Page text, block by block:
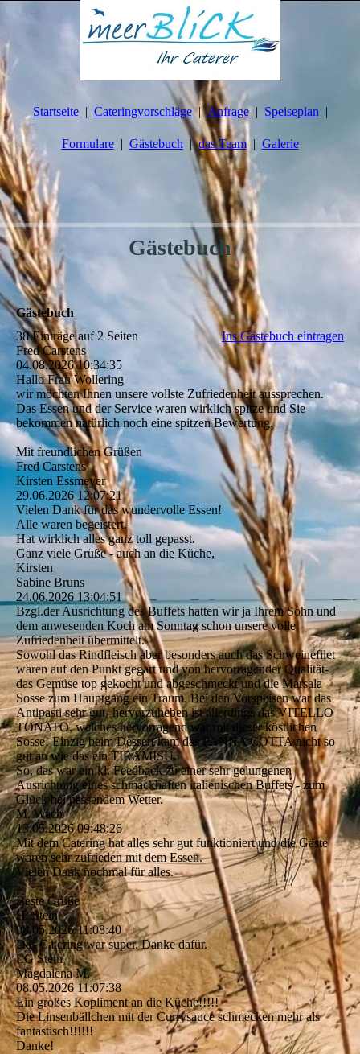
Startseite Cateringvorschläge Anfrage Speiseplan
Formulare Gästebuch das Team Galerie
Gästebuch
Gästebuch
38 Einträge auf 2 Seiten
Ins Gästebuch eintragen
Fred Carstens
04.08.2026 10:34:35
Hallo Frau Wollering
wir möchten Ihnen unsere vollste Zufriedenheit aussprechen.
Das Essen und der Service waren wirklich spitze und Sie
bekommen natürlich noch eine spitzen Bewertung.
Mit freundlichen Grüßen
Fred Carstens
Kirsten Essmeyer
29.06.2026 12:07:21
Vielen Dank für das wundervolle Essen!
Alle waren begeistert.
Hat wirklich alles ganz toll gepasst.
Ganz viele Grüße - auch an die Küche,
Kirsten
Sabine Bruns
24.06.2026 13:04:51
Bzgl.der Ausrichtung des Buffets hatten wir ja Ihrem Sohn und
dem anwesenden Koch am Sonntag schon unsere volle
Zufriedenheit übermittelt.
Sowohl das Rindfleisch aber besonders auch das Schweinefilet
waren auf den Punkt gegart und von hervorragender Qualität-
das Gemüse top gekocht und abgeschmeckt und die Marsala
Sosse zum Hauptgang ein Traum. Bei den Vorspeisen war das
Antipasti sehr gut- hervorzuheben ist allerdings das VITELLO
TONATO, welches hervorragend war mit dieser köstlichen
Sosse! Einzig beim Dessert kam das PANNA COTTA nicht so
gut an wie das ein TIRAMISU.
So, das war ein kl. Feedback zu einer sehr gelungenen
Ausrichtung eines schmackhaften italienischen Buffets - zum
Glück bei passendem Wetter.
M. Wach
13.05.2026 09:48:26
Mit dem Catering hat alles sehr gut funktioniert und die Gäste
waren sehr zufrieden mit dem Essen.
Vielen Dank nochmal für alles.
Beste Grüße
H. Stein
08.05.2026 11:08:40
Das Catering war super. Danke dafür.
LG Stein
Magdalena M.
08.05.2026 11:07:38
Ein großes Kopliment an die Küche!!!!!
Die Linsenbällchen mit der Currysauce schmecken mehr als
fantastisch!!!!!!
Danke!